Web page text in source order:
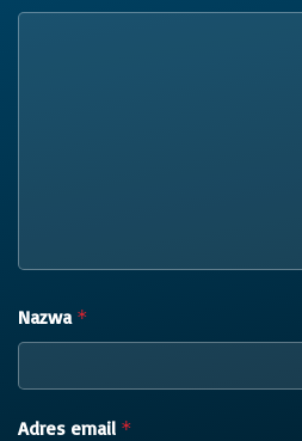
Nazwa *
Adres email *